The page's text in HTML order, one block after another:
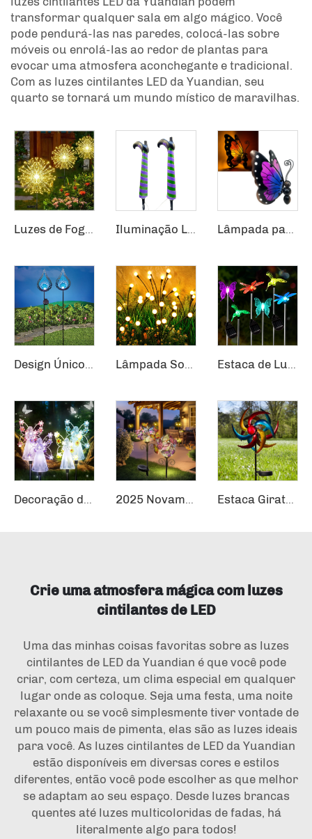
transformar qualquer sala em algo mágico. Você
pode pendurá-las nas paredes, colocá-las sobre
móveis ou enrolá-las ao redor de plantas para
evocar uma atmosfera aconchegante e tradicional.
Com as luzes cintilantes LED da Yuandian, seu
quarto se tornará um mundo místico de maravilhas.
Luzes de Fogos de Artifício Impermeáveis para Uso Externo Luzes de Dente-de-Leão Piscando Cordão de Luzes de Fadas com 120 LEDs Luminárias Solares para Gramado Iluminação LED para Jardim com Pernas de Bruxa e Conector para o Solo, Suprimentos para Feriados de Halloween e Natal Lâmpada para pátio à prova d'água, Decoração de Caminho de Jardim em Metal e Vidro, Luzes Decorativas LED, Iluminação Externa Solar, Luz de Jardim em Forma de Borboleta
Design Único de Chama Solar Alimentado Bola de Vidro Estilhaçada com LED Pinos para Jardim Azuis Luminárias Solares para Uso Externo Lâmpada Solar de Jardim LED Estrela Cintilante Luz Balançante Decoração de Jardim Luzes de Vaga-lume Estaca de Luz de Jardim Solar com Mudança de Cor LED em Beija-Flor/Borboleta/Libélula
Decoração de Anjo de Acrílico com Luzes LED Solar Corpo da Lâmpada Estaca de Jardim 2025 Novamente Desenhado Atmosfera Romântica LED Relvado Luzes Borboleta Impermeável Solar Decoração para Jardim Terraço Estaca Giratória de Moinho de Vento Kinetik 3D Metálica Cobre LED Decoração de Luz Solar para Jardim
Crie uma atmosfera mágica com luzes
cintilantes de LED
Uma das minhas coisas favoritas sobre as luzes
cintilantes de LED da Yuandian é que você pode
criar, com certeza, um clima especial em qualquer
lugar onde as coloque. Seja uma festa, uma noite
relaxante ou se você simplesmente tiver vontade de
um pouco mais de pimenta, elas são as luzes ideais
para você. As luzes cintilantes de LED da Yuandian
estão disponíveis em diversas cores e estilos
diferentes, então você pode escolher as que melhor
se adaptam ao seu espaço. Desde luzes brancas
quentes até luzes multicoloridas de fadas, há
literalmente algo para todos!